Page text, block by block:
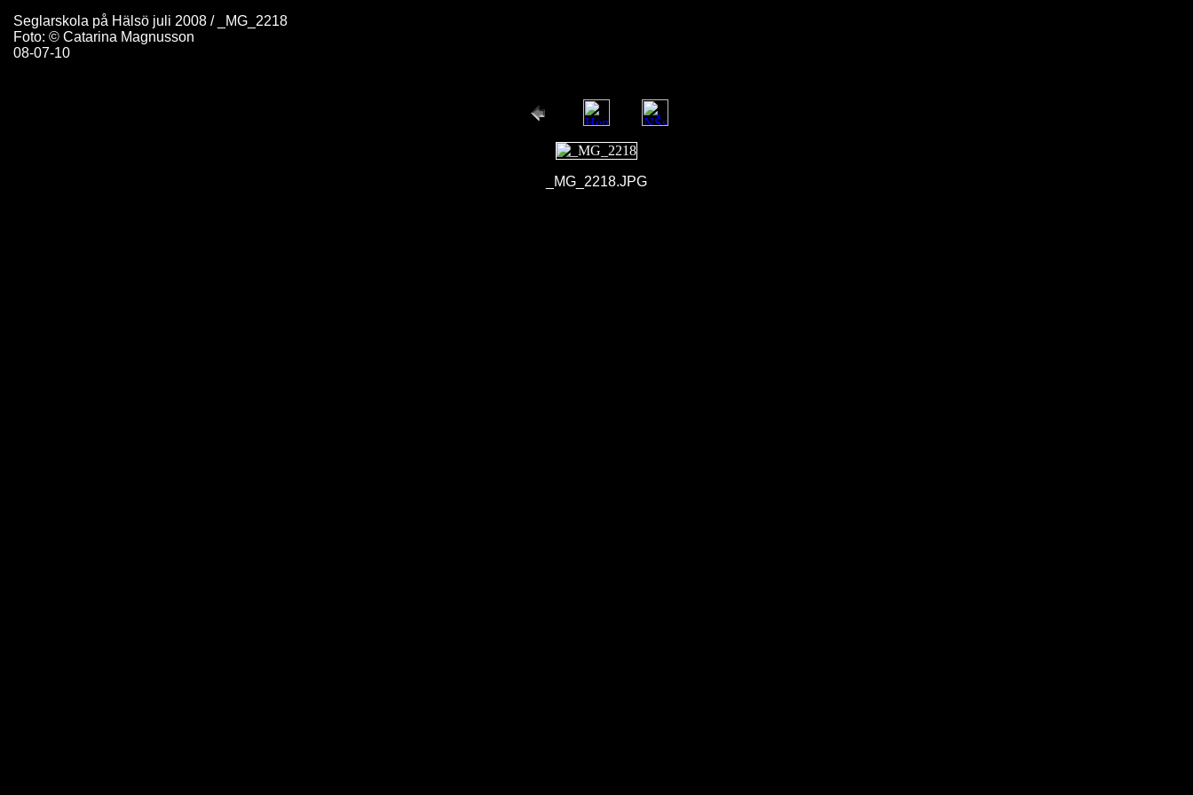
Seglarskola på Hälsö juli 2008 / _MG_2218
Foto: © Catarina Magnusson
08-07-10
_MG_2218.JPG